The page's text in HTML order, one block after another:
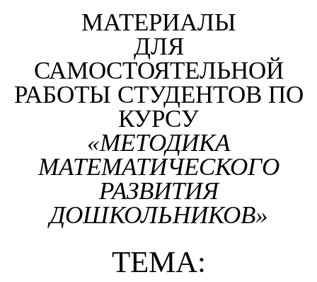
МАТЕРИАЛЫ
ДЛЯ
САМОСТОЯТЕЛЬНОЙ
РАБОТЫ СТУДЕНТОВ ПО
КУРСУ
«МЕТОДИКА
МАТЕМАТИЧЕСКОГО
РАЗВИТИЯ
ДОШКОЛЬНИКОВ»
ТЕМА: